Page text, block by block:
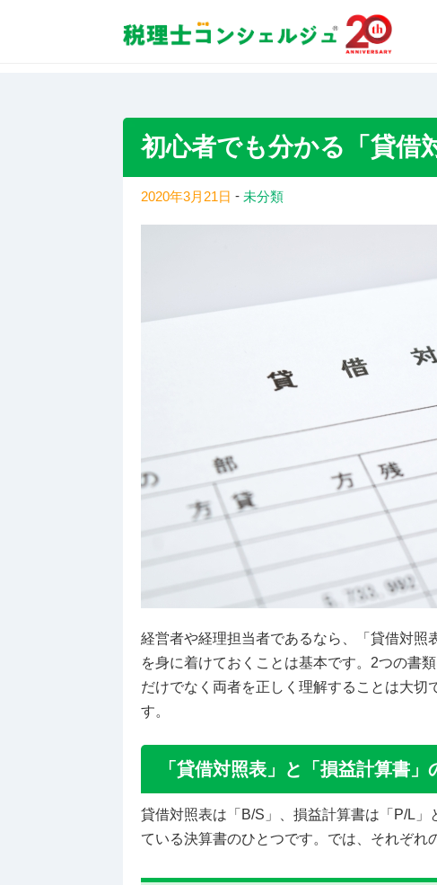
初心者でも分かる「
初心者でも分かる「貸借
2020年3月21日 - 未分類
経営者や経理担当者であるなら、「貸借対
を身に着けておくことは基本です。2つの書
だけでなく両者を正しく理解することは大切
す。
「貸借対照表」と「損益計算書」
貸借対照表は「B/S」、損益計算書は「P/L
ている決算書のひとつです。では、それぞれ